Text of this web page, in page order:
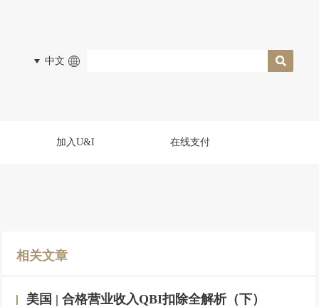
中文
加入U&I 在线支付
相关文章
美国 | 合格营业收入QBI扣除全解析（下）